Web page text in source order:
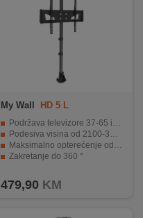
My Wall HD 5 L
Podržava televizore 37-65 inča
Podesiva visina od 2100-3800 mm
Maksimalno opterećenje od 25 kg
Zakretanje do 360 °
479,90 KM